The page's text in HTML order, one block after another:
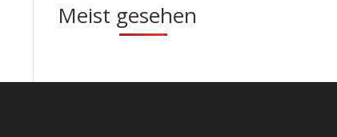
Meist gesehen